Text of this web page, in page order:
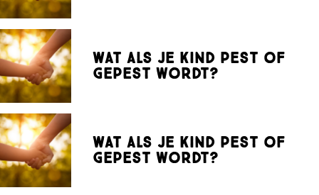
Wat als je kind pest of
gepest wordt?
Wat als je kind pest of
gepest wordt?